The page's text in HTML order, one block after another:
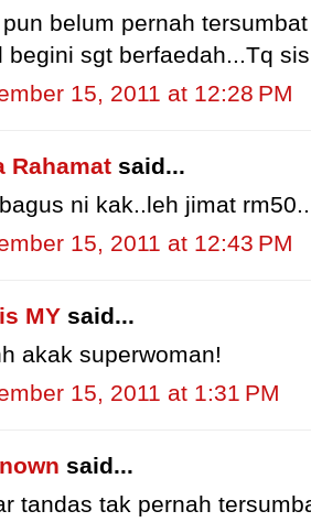
belum pernah
begini sgt berfaedah...Tq
15, 2011 at 12:28 PM
Rahamat said...
ni kak..leh jimat rm50..
15, 2011 at 12:43 PM
MY said...
akak superwoman!
15, 2011 at 1:31 PM
said...
tandas tak pernah